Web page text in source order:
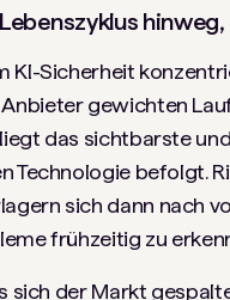
KI-Sicherheit
gewichten
das sichtbarste
Technologie befolgt.
sich dann nach
frühzeitig zu
sich der Markt